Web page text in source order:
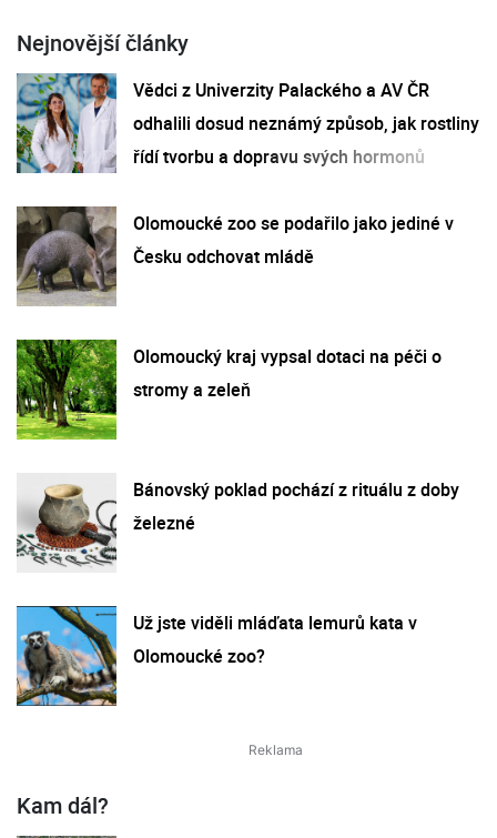
Nejnovější články
Vědci z Univerzity Palackého a AV ČR
odhalili dosud neznámý způsob, jak rostliny
řídí tvorbu a dopravu svých hormonů
Olomoucké zoo se podařilo jako jediné v
Česku odchovat mládě
Olomoucký kraj vypsal dotaci na péči o
stromy a zeleň
Bánovský poklad pochází z rituálu z doby
železné
Už jste viděli mláďata lemurů kata v
Olomoucké zoo?
Kam dál?